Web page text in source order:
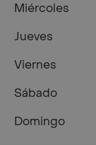
Miércoles
Jueves
Viernes
Sábado
Domingo